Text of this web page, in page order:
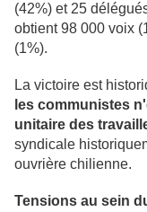
(42%) et 25
obtient 98 000 voix
(1%).
La victoire est
les communistes
unitaire des
syndicale
ouvrière chilienne.
Tensions au sein